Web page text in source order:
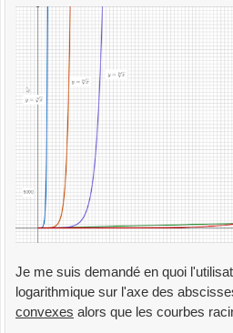
Je me suis demandé en quoi
logarithmique sur l'axe des
convexes alors que les courbes